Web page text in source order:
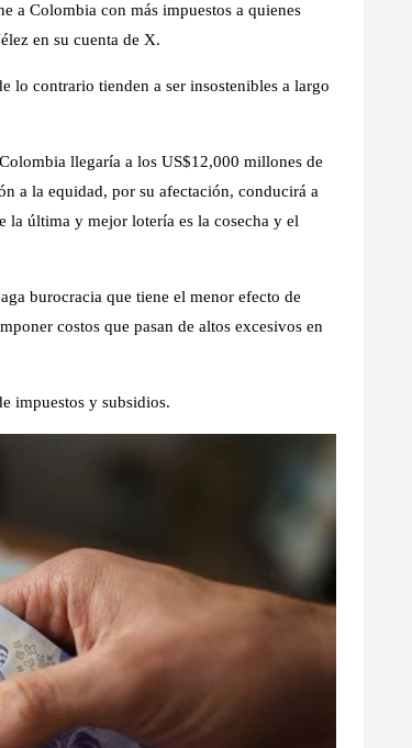
a Colombia con más impuestos a quienes
en su cuenta de X.
lo contrario tienden a ser insostenibles a largo
llegaría a los US$12,000 millones de
a la equidad, por su afectación, conducirá a
la última y mejor lotería es la cosecha y el
burocracia que tiene el menor efecto de
costos que pasan de altos excesivos en
impuestos y subsidios.